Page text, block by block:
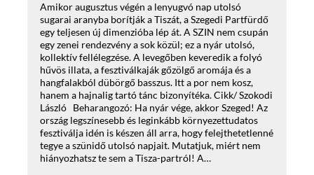
Amikor augusztus végén a lenyugvó nap utolsó
sugarai aranyba borítják a Tiszát, a Szegedi Partfürdő
egy teljesen új dimenzióba lép át. A SZIN nem csupán
egy zenei rendezvény a sok közül; ez a nyár utolsó,
kollektív fellélegzése. A levegőben keveredik a folyó
hűvös illata, a fesztiválkaják gőzölgő aromája és a
hangfalakból dübörgő basszus. Itt a por nem kosz,
hanem a hajnalig tartó tánc bizonyítéka. Cikk/ Szokodi
László Beharangozó: Ha nyár vége, akkor Szeged! Az
ország legszínesebb és leginkább környezettudatos
fesztiválja idén is készen áll arra, hogy felejthetetlenné
tegye a szünidő utolsó napjait. Mutatjuk, miért nem
hiányozhatsz te sem a Tisza-partról! A…